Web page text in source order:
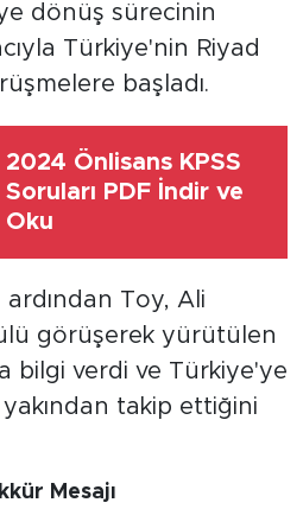
dönüş sürecinin
Türkiye'nin Riyad
başladı.
2024 Önlisans KPSS
Soruları PDF İndir ve
Oku
ardından Toy, Ali
görüşerek yürütülen
bilgi verdi ve Türkiye'ye
takip ettiğini
Mesajı